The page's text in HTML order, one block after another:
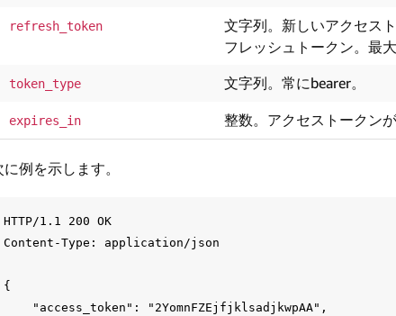
refresh_token
文字列。新しいアクセス
フレッシュトークン。最
token_type 文字列。常にbearer。
expires_in 整数。アクセストークンが
に例を示します。
HTTP/1.1 200 OK
Content-Type: application/json
{
    "access_token": "2YomnFZEjfjklsadjkwpAA",